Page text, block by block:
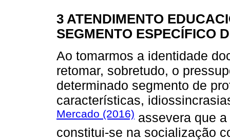
3 ATENDIMENTO
SEGMENTO ESPECÍFICO
Ao tomarmos a identidade
retomar, sobretudo, o
determinado segmento de
características,
Mercado (2016) assevera que
constitui-se na socialização